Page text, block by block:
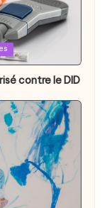
contre le DID